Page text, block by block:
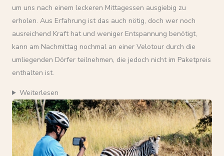
um uns nach einem leckeren Mittagessen ausgiebig zu
erholen. Aus Erfahrung ist das auch nötig, doch wer noch
ausreichend Kraft hat und weniger Entspannung benötigt,
kann am Nachmittag nochmal an einer Velotour durch die
umliegenden Dörfer teilnehmen, die jedoch nicht im Paketpreis
enthalten ist.
Weiterlesen